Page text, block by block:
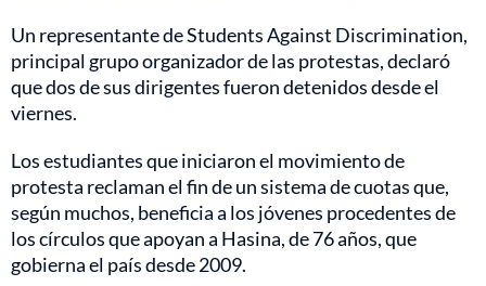
Un representante de Students Against Discrimination,
principal grupo organizador de las protestas, declaró
que dos de sus dirigentes fueron detenidos desde el
viernes.
Los estudiantes que iniciaron el movimiento de
protesta reclaman el fin de un sistema de cuotas que,
según muchos, beneficia a los jóvenes procedentes de
los círculos que apoyan a Hasina, de 76 años, que
gobierna el país desde 2009.